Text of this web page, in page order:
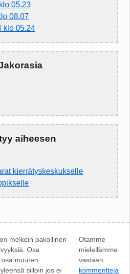
05.23
08.07
klo 05.24
aiheesen
kierrätyskeskukselle
melkein pakollinen
Osa
muuten
silloin jos ei
Otamme
mielellämme
vastaan
kommentteja